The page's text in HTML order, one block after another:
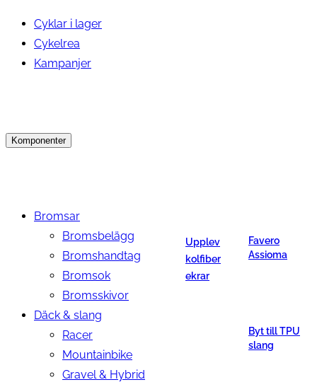
Cyklar i lager
Cykelrea
Kampanjer
Komponenter
Bromsar
Bromsbelägg
Bromshandtag
Bromsok
Bromsskivor
Däck & slang
Racer
Mountainbike
Gravel & Hybrid
Upplev
kolfiber
ekrar
Favero
Assioma
Byt till TPU
slang